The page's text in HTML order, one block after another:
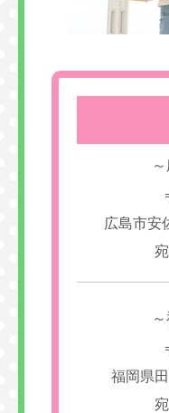
広島市安
福岡県